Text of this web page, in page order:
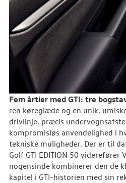
Fem årtier med GTI: tre
ren køreglæde og en unik,
drivlinje, præcis
kompromisløs anvendelighed i
tekniske muligheder. Der er til
Golf GTI EDITION 50
nogensinde kombinerer den de
kapitel i GTI-historien med sin